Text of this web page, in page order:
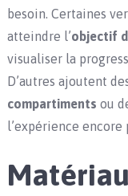
besoin. Certaines
atteindre l’objectif
visualiser la
D’autres ajoutent
compartiments ou
l’expérience